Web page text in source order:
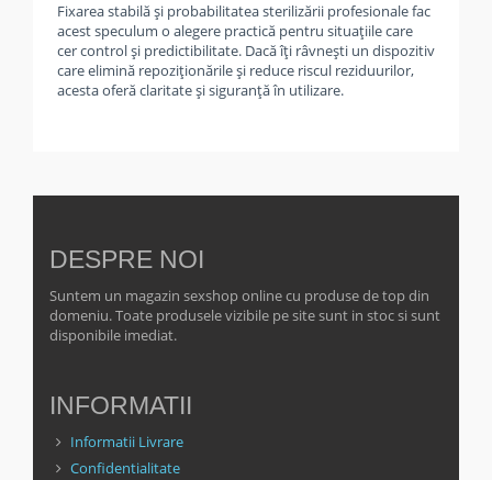
Fixarea stabilă și probabilitatea sterilizării profesionale fac
acest speculum o alegere practică pentru situațiile care
cer control și predictibilitate. Dacă îți râvnești un dispozitiv
care elimină repoziționările și reduce riscul reziduurilor,
acesta oferă claritate și siguranță în utilizare.
DESPRE NOI
Suntem un magazin sexshop online cu produse de top din
domeniu. Toate produsele vizibile pe site sunt in stoc si sunt
disponibile imediat.
INFORMATII
Informatii Livrare
Confidentialitate